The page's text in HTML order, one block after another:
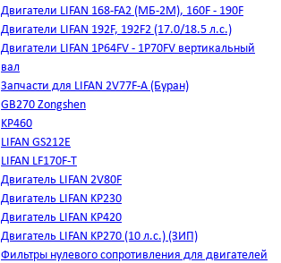
Двигатели LIFAN 168-FA2 (МБ-2М), 160F - 190F
Двигатели LIFAN 192F, 192F2 (17.0/18.5 л.с.)
Двигатели LIFAN 1Р64FV - 1Р70FV вертикальный
вал
Запчасти для LIFAN 2V77F-A (Буран)
GB270 Zongshen
KP460
LIFAN GS212E
LIFAN LF170F-T
Двигатель LIFAN 2V80F
Двигатель LIFAN KP230
Двигатель LIFAN KP420
Двигатель LIFAN KP270 (10 л.с.) (ЗИП)
Фильтры нулевого сопротивления для двигателей